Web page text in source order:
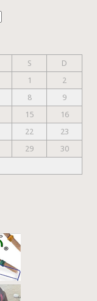
S
D
1
2
8
9
15
16
22
23
29
30